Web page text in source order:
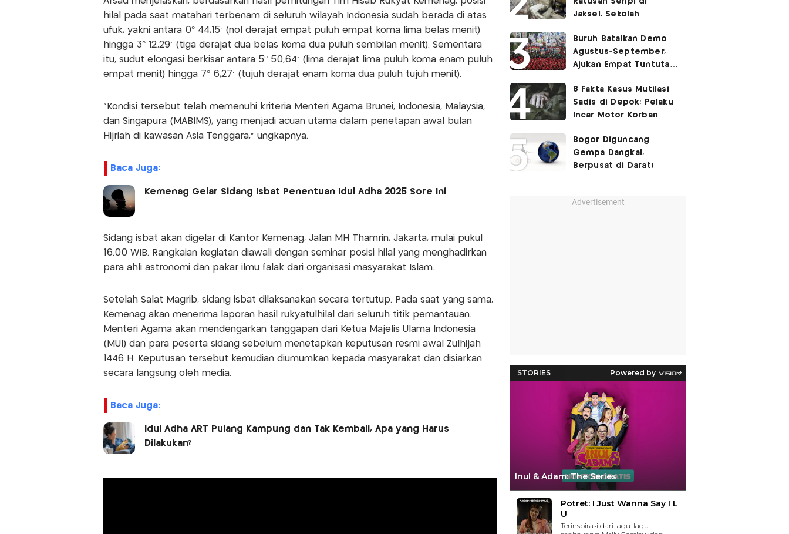
hilal pada saat matahari terbenam di seluruh wilayah Indonesia sudah berada di atas
ufuk, yakni antara 0° 44,15’ (nol derajat empat puluh empat koma lima belas menit)
hingga 3° 12,29’ (tiga derajat dua belas koma dua puluh sembilan menit). Sementara
itu, sudut elongasi berkisar antara 5° 50,64’ (lima derajat lima puluh koma enam puluh
empat menit) hingga 7° 6,27’ (tujuh derajat enam koma dua puluh tujuh menit).
“Kondisi tersebut telah memenuhi kriteria Menteri Agama Brunei, Indonesia, Malaysia,
dan Singapura (MABIMS), yang menjadi acuan utama dalam penetapan awal bulan
Hijriah di kawasan Asia Tenggara,” ungkapnya.
Baca Juga:
Kemenag Gelar Sidang Isbat Penentuan Idul Adha 2025 Sore Ini
Sidang isbat akan digelar di Kantor Kemenag, Jalan MH Thamrin, Jakarta, mulai pukul
16.00 WIB. Rangkaian kegiatan diawali dengan seminar posisi hilal yang menghadirkan
para ahli astronomi dan pakar ilmu falak dari organisasi masyarakat Islam.
Setelah Salat Magrib, sidang isbat dilaksanakan secara tertutup. Pada saat yang sama,
Kemenag akan menerima laporan hasil rukyatulhilal dari seluruh titik pemantauan.
Menteri Agama akan mendengarkan tanggapan dari Ketua Majelis Ulama Indonesia
(MUI) dan para peserta sidang sebelum menetapkan keputusan resmi awal Zulhijah
1446 H. Keputusan tersebut kemudian diumumkan kepada masyarakat dan disiarkan
secara langsung oleh media.
Baca Juga:
Idul Adha ART Pulang Kampung dan Tak Kembali, Apa yang Harus
Dilakukan?
Jaksel, Sekolah
Kegiatan Eskul
Menembak
Buruh Batalkan Demo
Agustus-September,
Ajukan Empat Tuntutan
8 Fakta Kasus Mutilasi
Sadis di Depok: Pelaku
Incar Motor Korban
Bogor Diguncang
Gempa Dangkal,
Berpusat di Darat!
Advertisement